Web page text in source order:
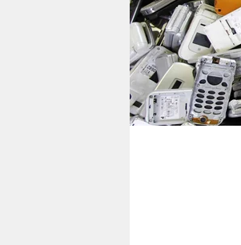
shop
fragen & hilfe
unterstützen
abo